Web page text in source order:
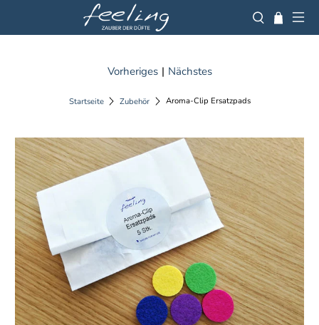
Startseite Zubehör Aroma-Clip Ersatzpads
Vorheriges | Nächstes